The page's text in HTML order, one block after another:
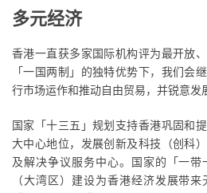
多元经济
香港一直获多家国际机构评为最开放
「一国两制」的独特优势下，我们会
行市场运作和推动自由贸易，并锐意发
国家「十三五」规划支持香港巩固和
大中心地位，发展创新及科技（创科
及解决争议服务中心。国家的「一带
（大湾区）建设为香港经济发展带